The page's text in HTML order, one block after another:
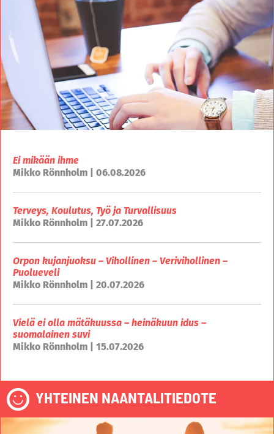
Ei mikään ihme
Mikko Rönnholm | 06.08.2026
Terveys, Koulutus, Työ ja Turvallisuus
Mikko Rönnholm | 27.07.2026
Orpon kujanjuoksu – Vihollinen – Verivihollinen –
Puolueveli
Mikko Rönnholm | 20.07.2026
Vielä ei olla mätäkuussa – heinäkuun idus –
suomalainen suvi
Mikko Rönnholm | 15.07.2026
YHTEINEN NAANTALITIEDOTE